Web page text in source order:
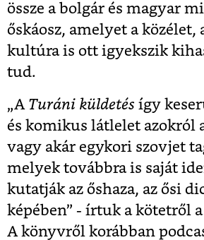
össze a bolgár és magyar
őskáosz, amelyet a közélet,
kultúra is ott igyekszik
tud.
„A Turáni küldetés így
és komikus látlelet azokról
vagy akár egykori szovjet
melyek továbbra is saját
kutatják az őshaza, az ősi
képében” - írtuk a kötetről a
A könyvről korábban